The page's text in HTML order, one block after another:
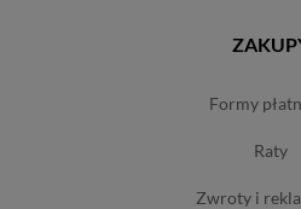
formy
raty
zwroty i